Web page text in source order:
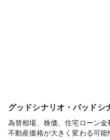
グッドシナリオ・バッドシ
為替相場、株価、住宅ローン
不動産価格が大きく変わる可